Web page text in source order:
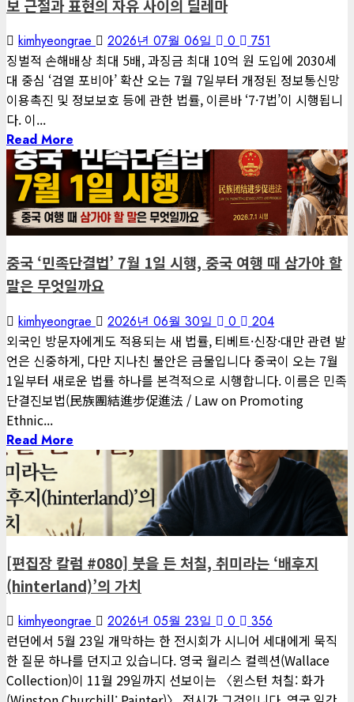
보 근절과 표현의 자유 사이의 딜레마
kimhyeongrae 2026년 07월 06일 0 751
징벌적 손해배상 최대 5배, 과징금 최대 10억 원 도입에 2030세
대 중심 ‘검열 포비아’ 확산 오는 7월 7일부터 개정된 정보통신망
이용촉진 및 정보보호 등에 관한 법률, 이른바 ‘7·7법’이 시행됩니
다. 이...
Read More
1 minute read
게재된 글
글로벌 트렌드
중국 ‘민족단결법’ 7월 1일 시행, 중국 여행 때 삼가야 할
말은 무엇일까요
kimhyeongrae 2026년 06월 30일 0 204
외국인 방문자에게도 적용되는 새 법률, 티베트·신장·대만 관련 발
언은 신중하게, 다만 지나친 불안은 금물입니다 중국이 오는 7월
1일부터 새로운 법률 하나를 본격적으로 시행합니다. 이름은 민족
단결진보법(民族團結進步促進法 / Law on Promoting
Ethnic...
Read More
1 minute read
게재된 글
편집장 칼럼
[편집장 칼럼 #080] 붓을 든 처칠, 취미라는 ‘배후지
(hinterland)’의 가치
kimhyeongrae 2026년 05월 23일 0 356
런던에서 5월 23일 개막하는 한 전시회가 시니어 세대에게 묵직
한 질문 하나를 던지고 있습니다. 영국 월리스 컬렉션(Wallace
Collection)이 11월 29일까지 선보이는 〈윈스턴 처칠: 화가